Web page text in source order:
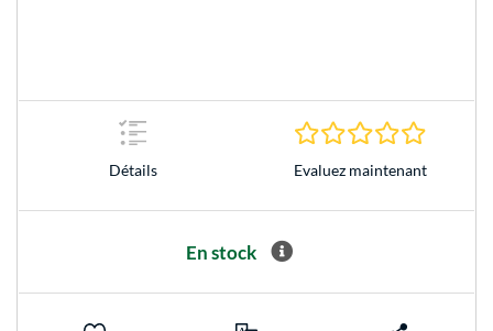
Détails Evaluez maintenant
En stock